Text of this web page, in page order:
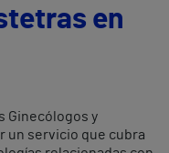
en
Ginecólogos y
un servicio que cubra